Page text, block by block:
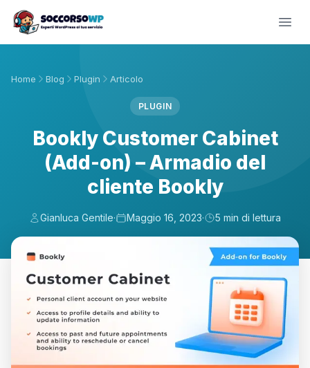
Home Blog Plugin Articolo
PLUGIN
Bookly Customer Cabinet
(Add-on) – Armadio del
cliente Bookly
Gianluca Gentile· Maggio 16, 2023· 5 min di lettura